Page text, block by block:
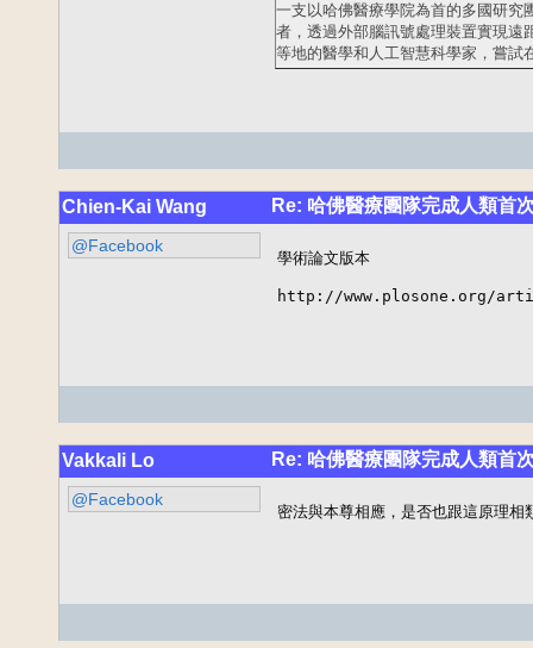
一支以哈佛醫療學院為首的多國研究
者，透過外部腦訊號處理裝置實現遠
等地的醫學和人工智慧科學家，嘗試
Chien-Kai Wang Re: 哈佛醫療團隊完成人類首
@Facebook
學術論文版本
http://www.plosone.org/
Vakkali Lo Re: 哈佛醫療團隊完成人類首
@Facebook
密法與本尊相應，是否也跟這原理相